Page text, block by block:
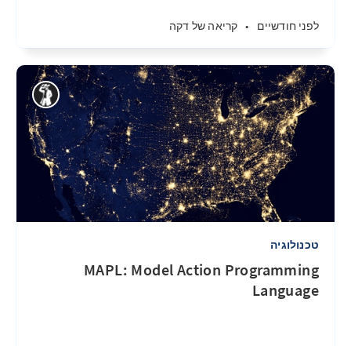
לפני חודשיים • קריאה של דקה
טכנולוגיה
MAPL: Model Action Programming
Language